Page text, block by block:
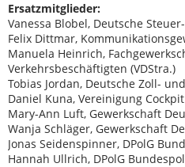
Ersatzmitglieder:
Vanessa Blobel, Deutsche
Felix Dittmar,
Manuela Heinrich,
Verkehrsbeschäftigten (VDStra.)
Tobias Jordan, Deutsche Zoll-
Daniel Kuna, Vereinigung Cockpit
Mary-Ann Luft, Gewerkschaft
Wanja Schläger, Gewerkschaft
Jonas Seidenspinner, DPolG
Hannah Ullrich, DPolG